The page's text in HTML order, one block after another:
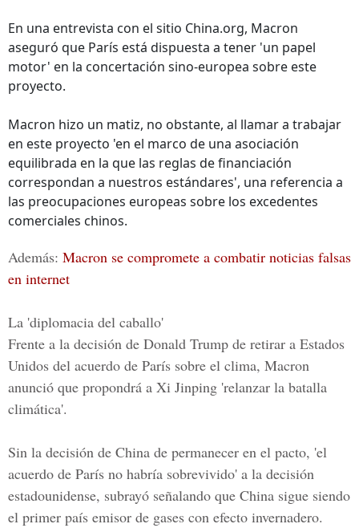
En una entrevista con el sitio China.org, Macron
aseguró que París está dispuesta a tener 'un papel
motor' en la concertación sino-europea sobre este
proyecto.
Macron hizo un matiz, no obstante, al llamar a trabajar
en este proyecto 'en el marco de una asociación
equilibrada en la que las reglas de financiación
correspondan a nuestros estándares', una referencia a
las preocupaciones europeas sobre los excedentes
comerciales chinos.
Además: Macron se compromete a combatir noticias falsas
en internet
La 'diplomacia del caballo'
Frente a la decisión de Donald Trump de retirar a Estados
Unidos del acuerdo de París sobre el clima, Macron
anunció que propondrá a Xi Jinping 'relanzar la batalla
climática'.
Sin la decisión de China de permanecer en el pacto, 'el
acuerdo de París no habría sobrevivido' a la decisión
estadounidense, subrayó señalando que China sigue siendo
el primer país emisor de gases con efecto invernadero.